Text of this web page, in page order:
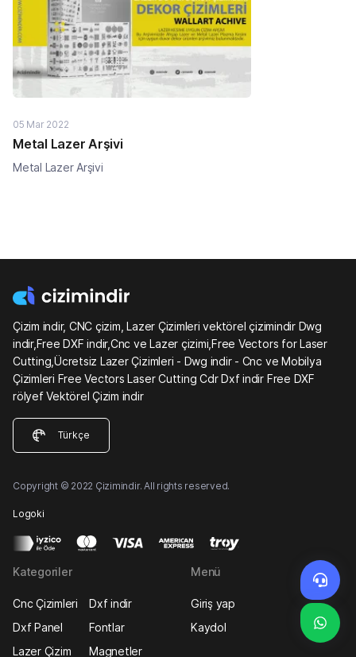
05 Mar 2022
Metal Lazer Arşivi
Metal Lazer Arşivi
Çizim indir, CNC çizim, Lazer Çizimleri vektörel çizimindir Dwg
indir,Free DXF indir,Cnc ve Lazer çizimi,Free Vectors for Laser
Cutting,Ücretsiz Lazer Çizimleri - Dwg indir - Cnc ve Mobilya
Çizimleri Free Vectors Laser Cutting Cdr Dxf indir Free DXF
rölyef Vektörel Çizim indir
Türkçe
Copyright © 2022 Çizimindir. All rights reserved.
Logoki
Kategoriler
Cnc Çizimleri
Dxf indir
Dxf Panel
Fontlar
Lazer Çizim
Magnetler
Menü
Giriş yap
Kaydol